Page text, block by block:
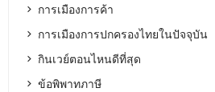
การเมืองการค้า
การเมืองการปกครองไทยในปัจจุบัน
กินเวย์ตอนไหนดีที่สุด
ข้อพิพาทภาษี